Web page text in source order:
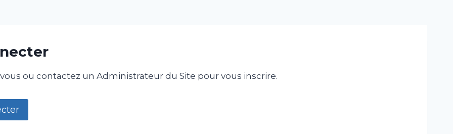
ou contactez un Administrateur du Site pour vous inscrire.